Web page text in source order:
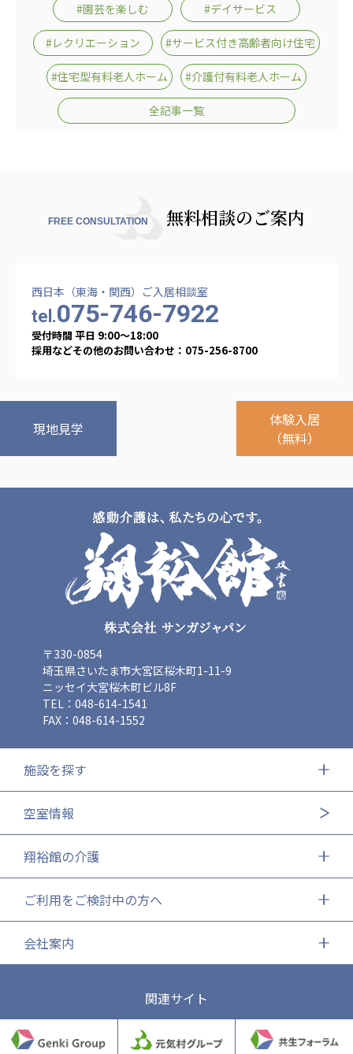
株式会社エネクト 株式会社 G.com R＆M
海外
海外グループ会社
美迪克（上海）商务咨询有限公司
共生（大連）商務諮詢有限公司
カンボジア日本友好技術教育センター
海外子会社・合弁会社
瀋陽長者会
上海介護施設
広州谷豊園
#園芸を楽しむ #デイサービス
#レクリエーション #サービス付き高齢者向け住宅
#住宅型有料老人ホーム #介護付有料老人ホーム
全記事一覧
FREE CONSULTATION 無料相談のご案内
西日本（東海・関西）ご入居相談室
tel.075-746-7922
受付時間 平日 9:00〜18:00
採用などその他のお問い合わせ：075-256-8700
現地見学
体験入居
（無料）
〒330-0854
埼玉県さいたま市大宮区桜木町1-11-9
ニッセイ大宮桜木町ビル8F
TEL：048-614-1541
FAX：048-614-1552
施設を探す
空室情報
翔裕館の介護
ご利用をご検討中の方へ
会社案内
関連サイト